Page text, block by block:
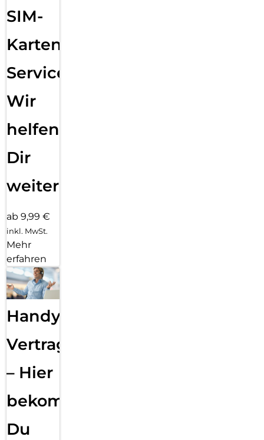
SIM-
Karten
Service:
Wir
helfen
Dir
weiter
ab 9,99 €
inkl. MwSt.
Mehr
erfahren
Handy
Vertragsabwicklung
– Hier
bekommst
Du